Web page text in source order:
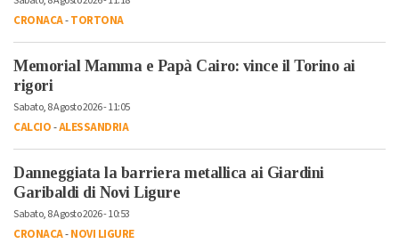
CRONACA-TORTONA
Memorial Mamma e Papà Cairo: vince il Torino ai
rigori
Sabato, 8 Agosto 2026 - 11:05
CALCIO-ALESSANDRIA
Danneggiata la barriera metallica ai Giardini
Garibaldi di Novi Ligure
Sabato, 8 Agosto 2026 - 10:53
CRONACA-NOVI LIGURE